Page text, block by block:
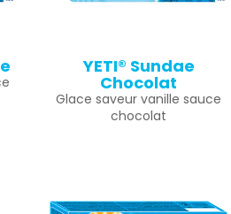
YETI® Sundae
Chocolat
Glace saveur vanille sauce
chocolat